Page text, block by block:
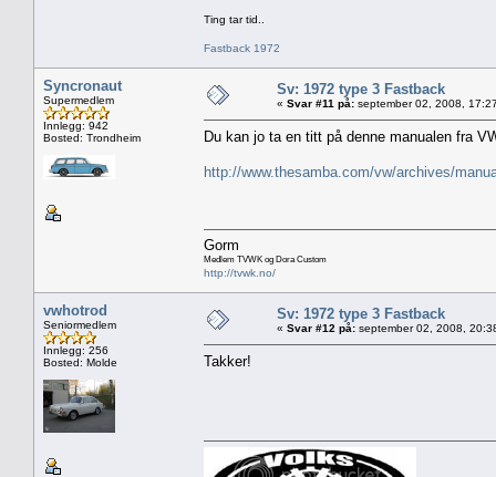
Ting tar tid..
Fastback 1972
Syncronaut
Supermedlem
Innlegg: 942
Bosted: Trondheim
Sv: 1972 type 3 Fastback
« Svar #11 på: september 02, 2008,
Du kan jo ta en titt på denne manualen fra
http://www.thesamba.com/vw/archives/
Gorm
Medlem TVWK og Dora Custom
http://tvwk.no/
vwhotrod
Seniormedlem
Innlegg: 256
Bosted: Molde
Sv: 1972 type 3 Fastback
« Svar #12 på: september 02, 2008,
Takker!